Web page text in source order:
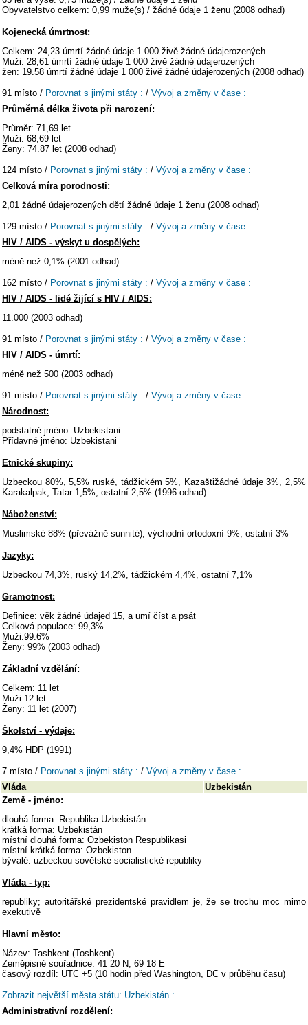
Obyvatelstvo celkem: 0,99 muže(s) / žádné údaje 1 ženu (2008 odhad)
Kojenecká úmrtnost:
Celkem: 24,23 úmrtí žádné údaje 1 000 živě žádné údajerozených
Muži: 28,61 úmrtí žádné údaje 1 000 živě žádné údajerozených
žen: 19.58 úmrtí žádné údaje 1 000 živě žádné údajerozených (2008 odhad)
91 místo / Porovnat s jinými státy : / Vývoj a změny v čase :
Průměrná délka života při narození:
Průměr: 71,69 let
Muži: 68,69 let
Ženy: 74.87 let (2008 odhad)
124 místo / Porovnat s jinými státy : / Vývoj a změny v čase :
Celková míra porodnosti:
2,01 žádné údajerozených dětí žádné údaje 1 ženu (2008 odhad)
129 místo / Porovnat s jinými státy : / Vývoj a změny v čase :
HIV / AIDS - výskyt u dospělých:
méně než 0,1% (2001 odhad)
162 místo / Porovnat s jinými státy : / Vývoj a změny v čase :
HIV / AIDS - lidé žijící s HIV / AIDS:
11.000 (2003 odhad)
91 místo / Porovnat s jinými státy : / Vývoj a změny v čase :
HIV / AIDS - úmrtí:
méně než 500 (2003 odhad)
91 místo / Porovnat s jinými státy : / Vývoj a změny v čase :
Národnost:
podstatné jméno: Uzbekistani
Přídavné jméno: Uzbekistani
Etnické skupiny:
Uzbeckou 80%, 5,5% ruské, tádžickém 5%, Kazaštižádné údaje 3%, 2,5%
Karakalpak, Tatar 1,5%, ostatní 2,5% (1996 odhad)
Náboženství:
Muslimské 88% (převážně sunnité), východní ortodoxní 9%, ostatní 3%
Jazyky:
Uzbeckou 74,3%, ruský 14,2%, tádžickém 4,4%, ostatní 7,1%
Gramotnost:
Definice: věk žádné údajed 15, a umí číst a psát
Celková populace: 99,3%
Muži:99.6%
Ženy: 99% (2003 odhad)
Základní vzdělání:
Celkem: 11 let
Muži:12 let
Ženy: 11 let (2007)
Školství - výdaje:
9,4% HDP (1991)
7 místo / Porovnat s jinými státy : / Vývoj a změny v čase :
Vláda
Uzbekistán
Země - jméno:
dlouhá forma: Republika Uzbekistán
krátká forma: Uzbekistán
místní dlouhá forma: Ozbekiston Respublikasi
místní krátká forma: Ozbekiston
bývalé: uzbeckou sovětské socialistické republiky
Vláda - typ:
republiky; autoritářské prezidentské pravidlem je, že se trochu moc mimo
exekutivě
Hlavní město:
Název: Tashkent (Toshkent)
Zeměpisné souřadnice: 41 20 N, 69 18 E
časový rozdíl: UTC +5 (10 hodin před Washington, DC v průběhu času)
Zobrazit největší města státu: Uzbekistán :
Administrativní rozdělení: